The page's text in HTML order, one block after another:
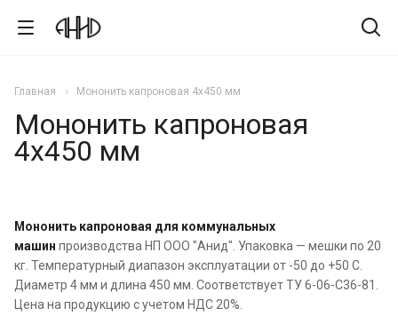
Главная Мононить капроновая 4х450 мм
Мононить капроновая
4х450 мм
Мононить капроновая для коммунальных
машин производства НП ООО "Анид". Упаковка — мешки по 20
кг. Температурный диапазон эксплуатации от -50 до +50 С.
Диаметр 4 мм и длина 450 мм. Соответствует ТУ 6-06-С36-81.
Цена на продукцию с учетом НДС 20%.